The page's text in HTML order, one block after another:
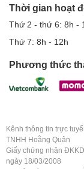
Thời gian hoạt
Thứ 2 - thứ 6: 8h -
Thứ 7: 8h - 12h
Phương thức
Kênh thông tin trực
TNHH Hoằng Quân
Giấy chứng nhận
ngày 18/03/2008